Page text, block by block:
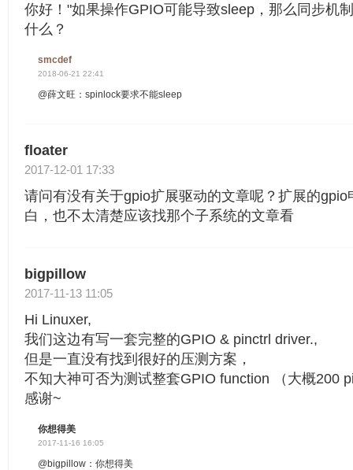
你好！"如果操作GPIO可能导致sleep，那么同步机
什么？
smcdef
2018-06-21 22:41
@薛文旺：spinlock要求不能sleep
floater
2017-12-01 17:33
请问有没有关于gpio扩展驱动的文章呢？扩展的
白，也不太清楚应该找那个子系统的文章看
bigpillow
2017-11-13 11:05
Hi Linuxer,
我们这边有写一套完整的GPIO & pinctrl driver.,
但是一直没有找到很好的压测方案，
不知大神可否为测试整套GPIO function （大概200
感谢~
你想得美
2017-11-16 16:05
@bigpillow：你想得美